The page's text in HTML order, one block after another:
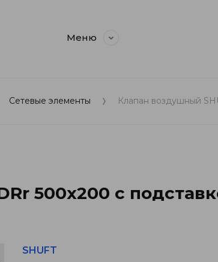
Меню
Сетевые элементы Клапан воздушный
500x200 с
SHUFT